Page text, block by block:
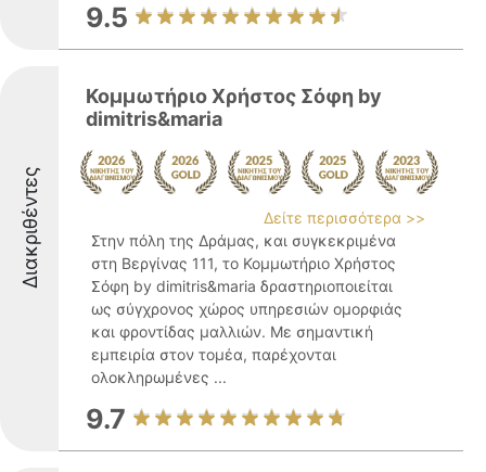
9.5
Διακριθέντες
Κομμωτήριο Χρήστος Σόφη by
dimitris&maria
Δείτε περισσότερα >>
Στην πόλη της Δράμας, και συγκεκριμένα
στη Βεργίνας 111, το Κομμωτήριο Χρήστος
Σόφη by dimitris&maria δραστηριοποιείται
ως σύγχρονος χώρος υπηρεσιών ομορφιάς
και φροντίδας μαλλιών. Με σημαντική
εμπειρία στον τομέα, παρέχονται
ολοκληρωμένες ...
9.7